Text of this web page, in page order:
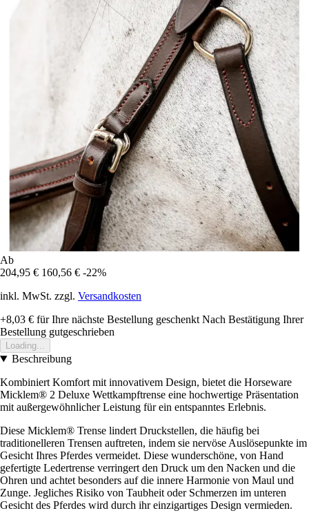
Ab
204,95 € 160,56 € -22%
inkl. MwSt. zzgl. Versandkosten
+8,03 € für Ihre nächste Bestellung geschenkt Nach Bestätigung Ihrer
Bestellung gutgeschrieben
Loading...
Beschreibung
Kombiniert Komfort mit innovativem Design, bietet die Horseware
Micklem® 2 Deluxe Wettkampftrense eine hochwertige Präsentation
mit außergewöhnlicher Leistung für ein entspanntes Erlebnis.
Diese Micklem® Trense lindert Druckstellen, die häufig bei
traditionelleren Trensen auftreten, indem sie nervöse Auslösepunkte im
Gesicht Ihres Pferdes vermeidet. Diese wunderschöne, von Hand
gefertigte Ledertrense verringert den Druck um den Nacken und die
Ohren und achtet besonders auf die innere Harmonie von Maul und
Zunge. Jegliches Risiko von Taubheit oder Schmerzen im unteren
Gesicht des Pferdes wird durch ihr einzigartiges Design vermieden.